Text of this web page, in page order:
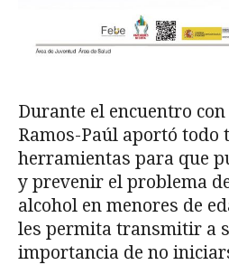
Durante el encuentro
Ramos-Paúl aportó todo
herramientas para que
y prevenir el problema
alcohol en menores de
les permita transmitir a
importancia de no